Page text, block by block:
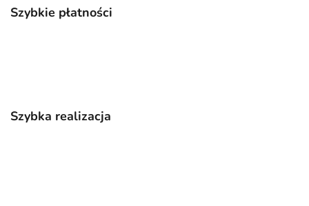
Szybkie płatności
Szybka realizacja